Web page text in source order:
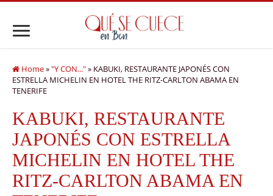
Home»"Y CON..."» KABUKI, RESTAURANTE JAPONÉS CON
ESTRELLA MICHELIN EN HOTEL THE RITZ-CARLTON ABAMA EN
TENERIFE
KABUKI, RESTAURANTE
JAPONÉS CON ESTRELLA
MICHELIN EN HOTEL THE
RITZ-CARLTON ABAMA EN